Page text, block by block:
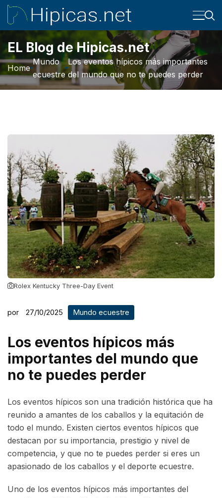
EL Blog de Hipicas.net
Home
Mundo
ecuestre
Los eventos hípicos más importantes
del mundo que no te puedes perder
Rolex Kentucky Three-Day Event
por 27/10/2025 Mundo ecuestre
Los eventos hípicos más
importantes del mundo que
no te puedes perder
Los eventos hípicos son una tradición histórica que ha
reunido a amantes de los caballos y la equitación de
todo el mundo. Existen ciertos eventos hípicos que
destacan por su importancia, prestigio y nivel de
competencia, y que no te puedes perder si eres un
apasionado de los caballos y el deporte ecuestre.
Uno de los eventos hípicos más importantes del